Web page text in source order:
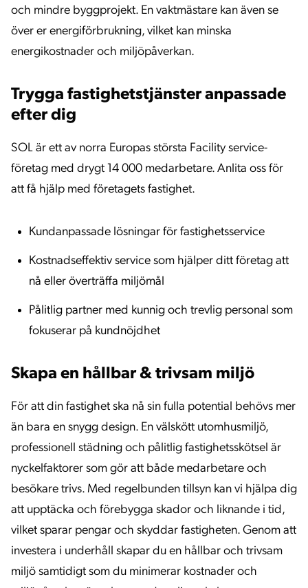
och mindre byggprojekt. En vaktmästare kan även se
över er energiförbrukning, vilket kan minska
energikostnader och miljöpåverkan.
Trygga fastighetstjänster anpassade
efter dig
SOL är ett av norra Europas största Facility service-
företag med drygt 14 000 medarbetare. Anlita oss för
att få hjälp med företagets fastighet.
Kundanpassade lösningar för fastighetsservice
Kostnadseffektiv service som hjälper ditt företag att
nå eller överträffa miljömål
Pålitlig partner med kunnig och trevlig personal som
fokuserar på kundnöjdhet
Skapa en hållbar & trivsam miljö
För att din fastighet ska nå sin fulla potential behövs mer
än bara en snygg design. En välskött utomhusmiljö,
professionell städning och pålitlig fastighetsskötsel är
nyckelfaktorer som gör att både medarbetare och
besökare trivs. Med regelbunden tillsyn kan vi hjälpa dig
att upptäcka och förebygga skador och liknande i tid,
vilket sparar pengar och skyddar fastigheten. Genom att
investera i underhåll skapar du en hållbar och trivsam
miljö samtidigt som du minimerar kostnader och